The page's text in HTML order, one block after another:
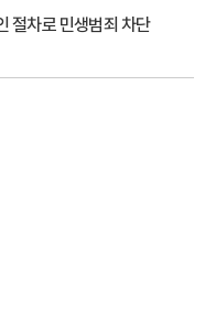
절차로 민생범죄 차단